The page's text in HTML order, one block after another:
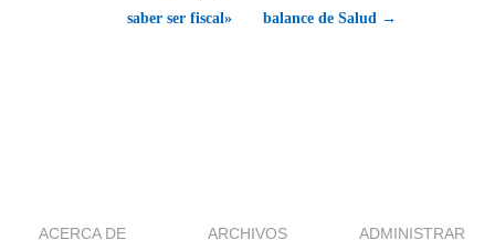
saber ser fiscal»
balance de Salud →
ACERCA DE ARCHIVOS ADMINISTRAR